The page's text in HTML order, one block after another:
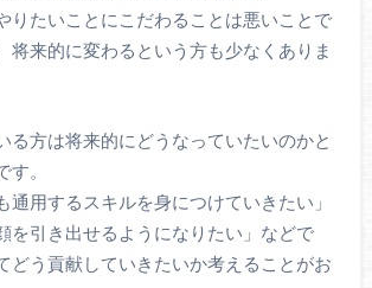
りたいことにこだわることは悪いことで
将来的に変わるという方も少なくありま
る方は将来的にどうなっていたいのかと
。
通用するスキルを身につけていきたい」
を引き出せるようになりたい」などで
どう貢献していきたいか考えることがお